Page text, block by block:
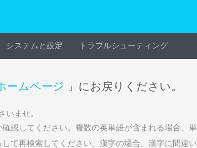
システムと設定 トラブルシューティング
ームページ 」にお戻りください。
いませ。
認してください。複数の英単語が含まれる場合、
て再検索してください。漢字の場合、漢字に間違